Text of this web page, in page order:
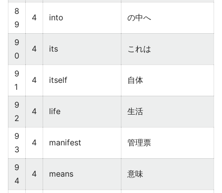
8
9
4 into の中へ
9
0
4 its これは
9
1
4 itself 自体
9
2
4 life 生活
9
3
4 manifest 管理票
9
4
4 means 意味